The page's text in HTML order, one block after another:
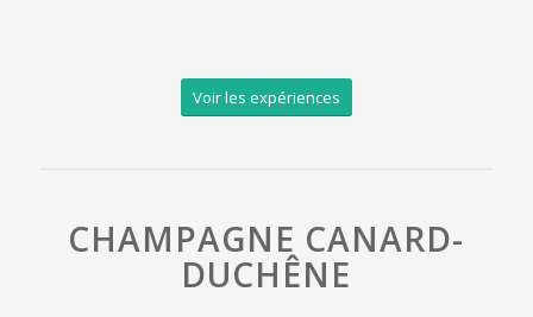
Voir les expériences
CHAMPAGNE CANARD-
DUCHÊNE